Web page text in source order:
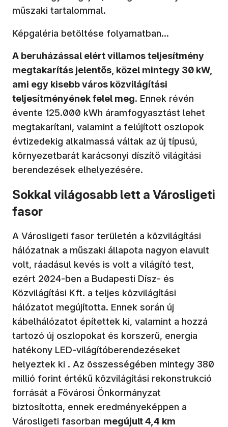
műszaki tartalommal.
Képgaléria betöltése folyamatban...
A beruházással elért villamos teljesítmény
megtakarítás jelentős, közel mintegy 30 kW,
ami egy kisebb város közvilágítási
teljesítményének felel meg. Ennek révén
évente 125.000 kWh áramfogyasztást lehet
megtakarítani, valamint a felújított oszlopok
évtizedekig alkalmassá váltak az új típusú,
környezetbarát karácsonyi díszítő világítási
berendezések elhelyezésére.
Sokkal világosabb lett a Városligeti
fasor
A Városligeti fasor területén a közvilágítási
hálózatnak a műszaki állapota nagyon elavult
volt, ráadásul kevés is volt a világító test,
ezért 2024-ben a Budapesti Dísz- és
Közvilágítási Kft. a teljes közvilágítási
hálózatot megújította. Ennek során új
kábelhálózatot építettek ki, valamint a hozzá
tartozó új oszlopokat és korszerű, energia
hatékony LED-világítóberendezéseket
helyeztek ki . Az összességében mintegy 380
millió forint értékű közvilágítási rekonstrukció
forrását a Fővárosi Önkormányzat
biztosította, ennek eredményeképpen a
Városligeti fasorban megújult 4,4 km